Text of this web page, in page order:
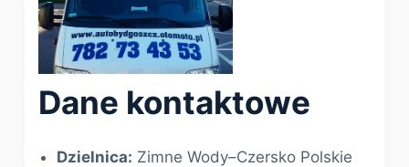
Dane kontaktowe
Dzielnica: Zimne Wody–Czersko Polskie